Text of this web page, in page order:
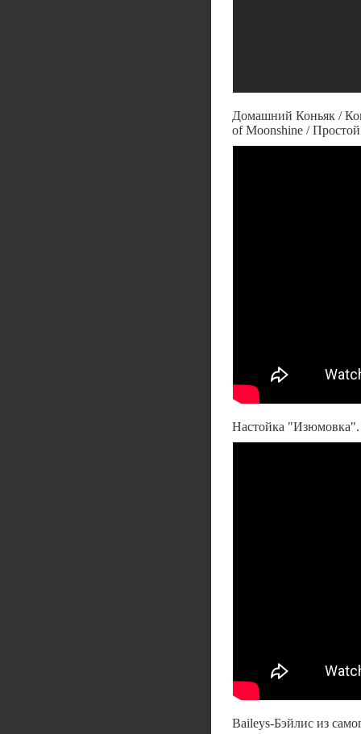
Домашний Коньяк /
of Moonshine /
Настойка
Baileys-Бэйлис из